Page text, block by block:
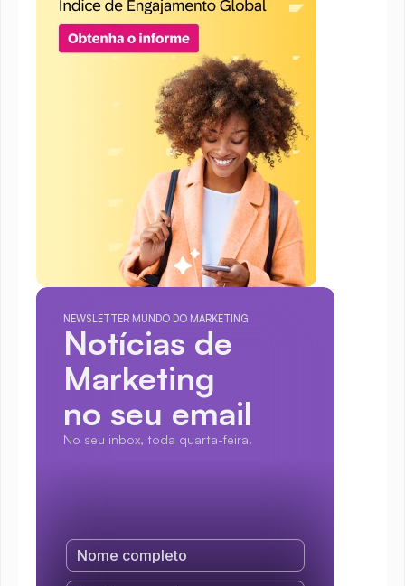
NEWSLETTER MUNDO DO MARKETING
Notícias de
Marketing
no seu email
No seu inbox, toda quarta-feira.